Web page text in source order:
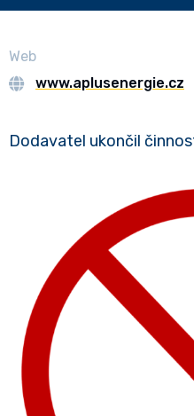
Web
www.aplusenergie.cz
Dodavatel ukončil